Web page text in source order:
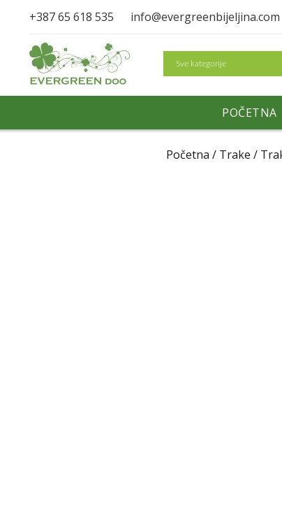
+387 65 618 535 info@evergreenbijeljina.com
Search
POČETNA
Početna / Trake /